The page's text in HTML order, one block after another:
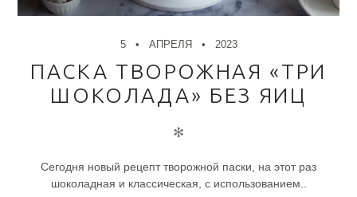
5 АПРЕЛЯ 2023
ПАСКА ТВОРОЖНАЯ «ТРИ
ШОКОЛАДА» БЕЗ ЯИЦ
✻
Сегодня новый рецепт творожной паски, на этот раз
шоколадная и классическая, с использованием..